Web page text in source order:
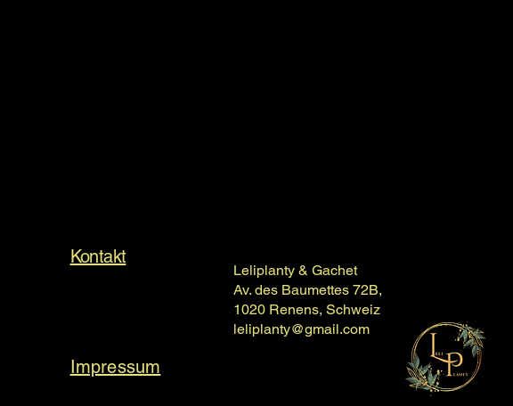
Kontakt
Impressum
Leliplanty & Gachet
Av. des Baumettes 72B,
1020 Renens, Schweiz
leliplanty@gmail.com